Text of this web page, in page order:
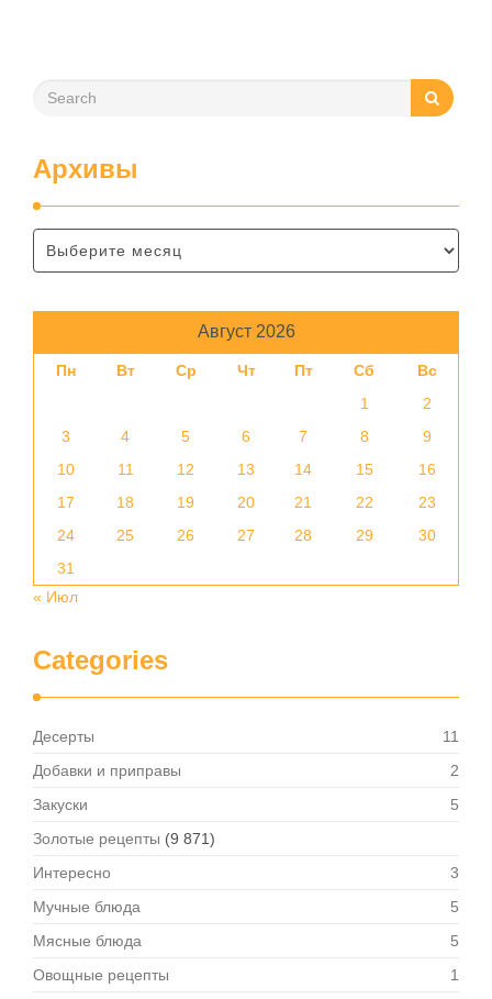
Архивы
Август 2026
Пн Вт Ср Чт Пт Сб
Вс
1
2
3
4 5 6 7 8
9
10
11 12 13 14 15
16
17
18 19 20 21 22
23
24
25 26 27 28 29
30
31
« Июл
Categories
Десерты
11
Добавки и приправы
2
Закуски
5
Золотые рецепты (9 871)
Интересно
3
Мучные блюда
5
Мясные блюда
5
Овощные рецепты
1